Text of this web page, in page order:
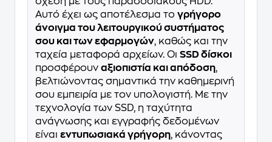
Αυτό έχει ως αποτέλεσμα το γρήγορο
άνοιγμα του λειτουργικού συστήματος
σου και των εφαρμογών, καθώς και την
ταχεία μεταφορά αρχείων. Οι SSD δίσκοι
προσφέρουν αξιοπιστία και απόδοση,
βελτιώνοντας σημαντικά την καθημερινή
σου εμπειρία με τον υπολογιστή. Με την
τεχνολογία των SSD, η ταχύτητα
ανάγνωσης και εγγραφής δεδομένων
είναι εντυπωσιακά γρήγορη, κάνοντας